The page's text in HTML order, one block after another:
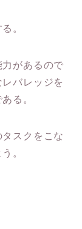
。
があるので
バレッジを
る。
スクをこな
。